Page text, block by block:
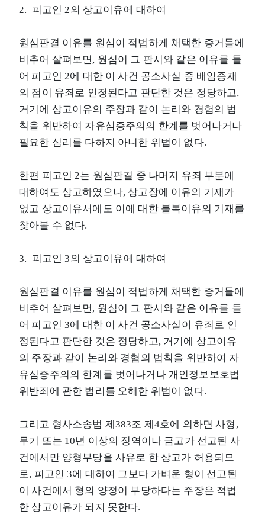
2. 피고인 2의 상고이유에 대하여
원심판결 이유를 원심이 적법하게 채택한 증거들에
비추어 살펴보면, 원심이 그 판시와 같은 이유를 들
어 피고인 2에 대한 이 사건 공소사실 중 배임증재
의 점이 유죄로 인정된다고 판단한 것은 정당하고,
거기에 상고이유의 주장과 같이 논리와 경험의 법
칙을 위반하여 자유심증주의의 한계를 벗어나거나
필요한 심리를 다하지 아니한 위법이 없다.
한편 피고인 2는 원심판결 중 나머지 유죄 부분에
대하여도 상고하였으나, 상고장에 이유의 기재가
없고 상고이유서에도 이에 대한 불복이유의 기재를
찾아볼 수 없다.
3. 피고인 3의 상고이유에 대하여
원심판결 이유를 원심이 적법하게 채택한 증거들에
비추어 살펴보면, 원심이 그 판시와 같은 이유를 들
어 피고인 3에 대한 이 사건 공소사실이 유죄로 인
정된다고 판단한 것은 정당하고, 거기에 상고이유
의 주장과 같이 논리와 경험의 법칙을 위반하여 자
유심증주의의 한계를 벗어나거나 개인정보보호법
위반죄에 관한 법리를 오해한 위법이 없다.
그리고 형사소송법 제383조 제4호에 의하면 사형,
무기 또는 10년 이상의 징역이나 금고가 선고된 사
건에서만 양형부당을 사유로 한 상고가 허용되므
로, 피고인 3에 대하여 그보다 가벼운 형이 선고된
이 사건에서 형의 양정이 부당하다는 주장은 적법
한 상고이유가 되지 못한다.